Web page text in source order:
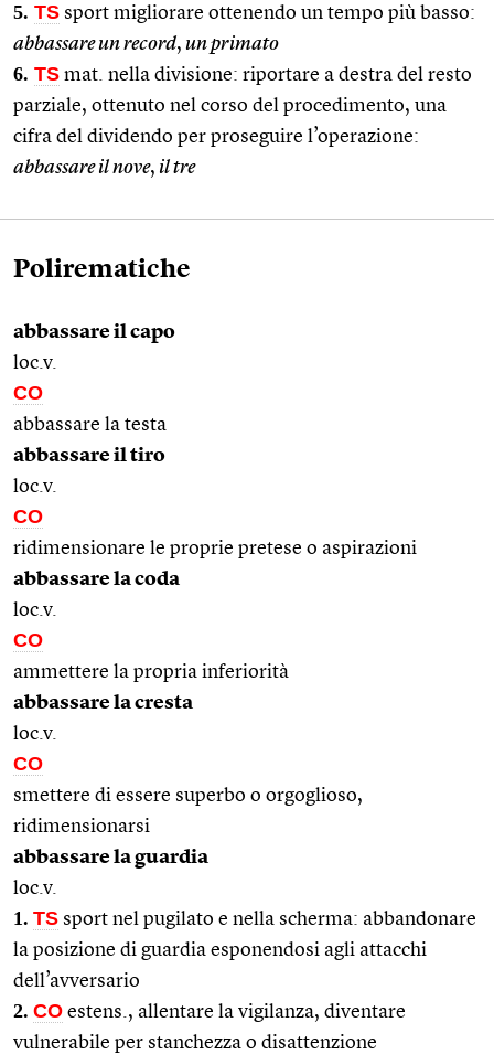
5. TS sport migliorare ottenendo un tempo più basso:
abbassare un record, un primato
6. TS mat. nella divisione: riportare a destra del resto
parziale, ottenuto nel corso del procedimento, una
cifra del dividendo per proseguire l’operazione:
abbassare il nove, il tre
Polirematiche
abbassare il capo
loc.v.
CO
abbassare la testa
abbassare il tiro
loc.v.
CO
ridimensionare le proprie pretese o aspirazioni
abbassare la coda
loc.v.
CO
ammettere la propria inferiorità
abbassare la cresta
loc.v.
CO
smettere di essere superbo o orgoglioso,
ridimensionarsi
abbassare la guardia
loc.v.
1. TS sport nel pugilato e nella scherma: abbandonare
la posizione di guardia esponendosi agli attacchi
dell’avversario
2. CO estens., allentare la vigilanza, diventare
vulnerabile per stanchezza o disattenzione